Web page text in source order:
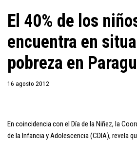
El 40% de los
encuentra en
pobreza en
16 agosto 2012
En coincidencia con el Día de la Niñez, la
de la Infancia y Adolescencia (CDIA), revela